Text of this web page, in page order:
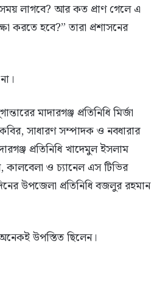
লাগবে? আর কত প্রাণ গেলে এ
করতে হবে?” তারা প্রশাসনের
মাদারগঞ্জ প্রতিনিধি মির্জা
সাধারণ সম্পাদক ও নবধারার
প্রতিনিধি খাদেমুল ইসলাম
ও চ্যানেল এস টিভির
উপজেলা প্রতিনিধি বজলুর রহমান
উপস্তিত ছিলেন।